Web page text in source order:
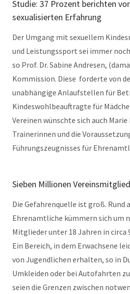
Studie: 37 Prozent berichten
sexualisierten Erfahrung
Der Umgang mit sexuellem
und Leistungssport sei immer
so Prof. Dr. Sabine Andresen,
Kommission. Diese forderte von
unabhängige Anlaufstellen für
Kindeswohlbeauftragte für
Vereinen wünschte sich auch
Trainerinnen und die
Führungszeugnisses für
Sieben Millionen
Die Gefahrenquelle ist groß. Rund
Ehrenamtliche kümmern sich um
Mitglieder unter 18 Jahren in circa
Ein Bereich, in dem Erwachsene
von Jugendlichen erhalten, so in
Umkleiden oder bei Autofahrten
seien die Grenzen zwischen